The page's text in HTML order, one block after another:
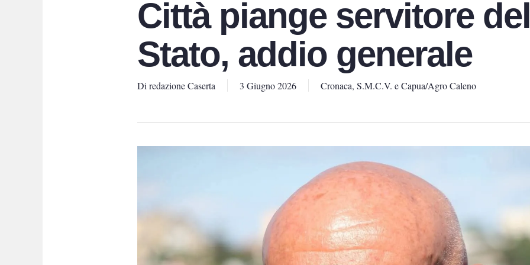
Città piange servitore
Stato, addio generale
Di redazione Caserta 3 Giugno 2026 Cronaca, S.M.C.V. e Capua/Agro Caleno